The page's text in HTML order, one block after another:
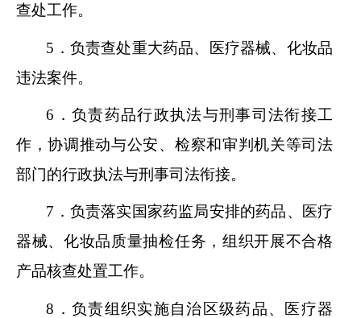
查处工作。
5．负责查处重大药品、医疗器械、化妆品
违法案件。
6．负责药品行政执法与刑事司法衔接工
作，协调推动与公安、检察和审判机关等司法
部门的行政执法与刑事司法衔接。
7．负责落实国家药监局安排的药品、医疗
器械、化妆品质量抽检任务，组织开展不合格
产品核查处置工作。
8．负责组织实施自治区级药品、医疗器